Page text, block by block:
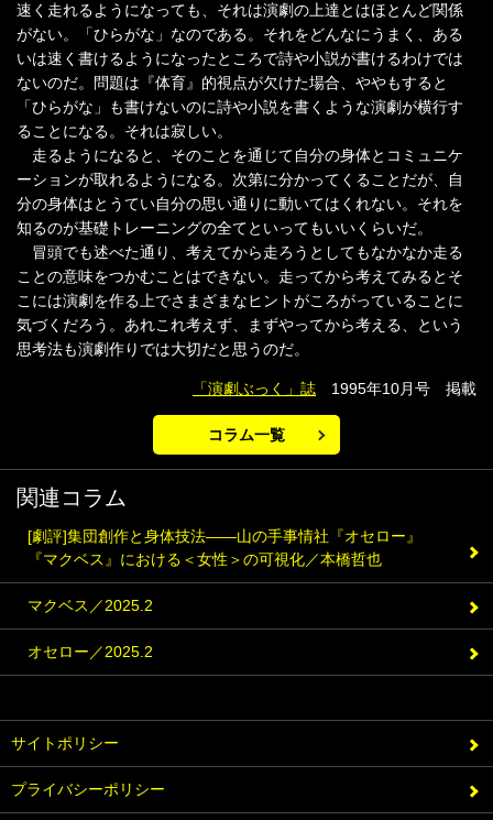
速く走れるようになっても、それは演劇の上達とはほとんど関係
がない。「ひらがな」なのである。それをどんなにうまく、ある
いは速く書けるようになったところで詩や小説が書けるわけでは
ないのだ。問題は『体育』的視点が欠けた場合、ややもすると
「ひらがな」も書けないのに詩や小説を書くような演劇が横行す
ることになる。それは寂しい。
走るようになると、そのことを通じて自分の身体とコミュニケ
ーションが取れるようになる。次第に分かってくることだが、自
分の身体はとうてい自分の思い通りに動いてはくれない。それを
知るのが基礎トレーニングの全てといってもいいくらいだ。
冒頭でも述べた通り、考えてから走ろうとしてもなかなか走る
ことの意味をつかむことはできない。走ってから考えてみるとそ
こには演劇を作る上でさまざまなヒントがころがっていることに
気づくだろう。あれこれ考えず、まずやってから考える、という
思考法も演劇作りでは大切だと思うのだ。
「演劇ぶっく」誌 1995年10月号 掲載
コラム一覧
関連コラム
[劇評]集団創作と身体技法――山の手事情社『オセロー』
『マクベス』における＜女性＞の可視化／本橋哲也
マクベス／2025.2
オセロー／2025.2
サイトポリシー
プライバシーポリシー